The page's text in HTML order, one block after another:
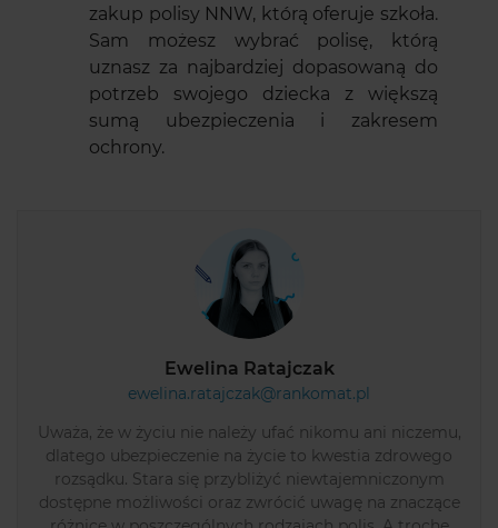
zakup polisy NNW, którą oferuje szkoła.
Sam możesz wybrać polisę, którą
uznasz za najbardziej dopasowaną do
potrzeb swojego dziecka z większą
sumą ubezpieczenia i zakresem
ochrony.
Ewelina Ratajczak
ewelina.ratajczak@rankomat.pl
Uważa, że w życiu nie należy ufać nikomu ani niczemu,
dlatego ubezpieczenie na życie to kwestia zdrowego
rozsądku. Stara się przybliżyć niewtajemniczonym
dostępne możliwości oraz zwrócić uwagę na znaczące